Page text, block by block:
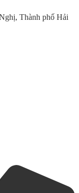
Thành phố Hải